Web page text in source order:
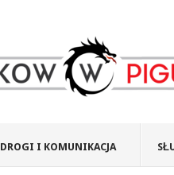
DROGI I KOMUNIKACJA